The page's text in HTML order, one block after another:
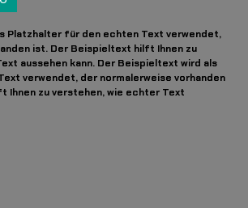
Platzhalter für den echten Text verwendet,
ist. Der Beispieltext hilft Ihnen zu
aussehen kann. Der Beispieltext wird als
verwendet, der normalerweise vorhanden
Ihnen zu verstehen, wie echter Text